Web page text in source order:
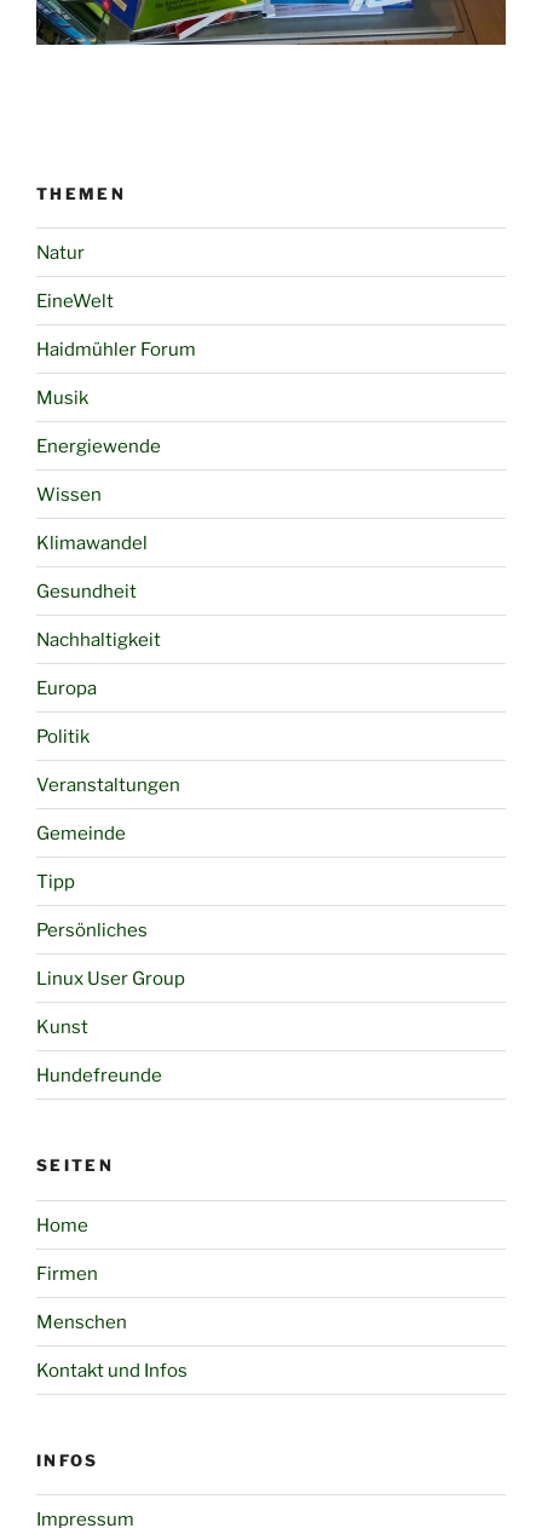
THEMEN
Natur
EineWelt
Haidmühler Forum
Musik
Energiewende
Wissen
Klimawandel
Gesundheit
Nachhaltigkeit
Europa
Politik
Veranstaltungen
Gemeinde
Tipp
Persönliches
Linux User Group
Kunst
Hundefreunde
SEITEN
Home
Firmen
Menschen
Kontakt und Infos
INFOS
Impressum